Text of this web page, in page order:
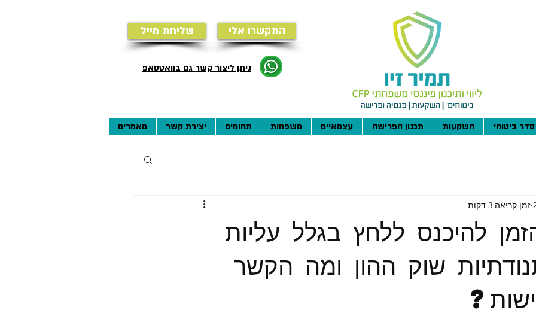
שליחת מייל התקשרו אלי
ניתן ליצור קשר גם בוואטסאפ
סדר ביטוחי השקעות תכנון הפרישה עצמאיים משפחות תחומים יצירת קשר מאמרים
להיכנס ללחץ בגלל עליות
שוק ההון ומה הקשר
זמן קריאה 3 דקות